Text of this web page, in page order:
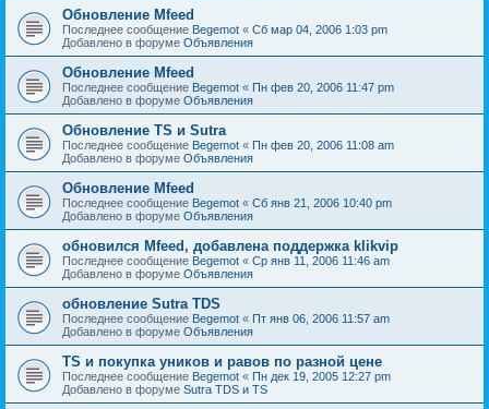
Обновление Mfeed
Последнее сообщение Begemot « Сб мар 04, 2006 1:03 pm
Добавлено в форуме Объявления
Обновление Mfeed
Последнее сообщение Begemot « Пн фев 20, 2006 11:47 pm
Добавлено в форуме Объявления
Обновление TS и Sutra
Последнее сообщение Begemot « Пн фев 20, 2006 11:08 am
Добавлено в форуме Объявления
Обновление Mfeed
Последнее сообщение Begemot « Сб янв 21, 2006 10:40 pm
Добавлено в форуме Объявления
обновился Mfeed, добавлена поддержка klikvip
Последнее сообщение Begemot « Ср янв 11, 2006 11:46 am
Добавлено в форуме Объявления
обновление Sutra TDS
Последнее сообщение Begemot « Пт янв 06, 2006 11:57 am
Добавлено в форуме Объявления
TS и покупка уников и равов по разной цене
Последнее сообщение Begemot « Пн дек 19, 2005 12:27 pm
Добавлено в форуме Sutra TDS и TS